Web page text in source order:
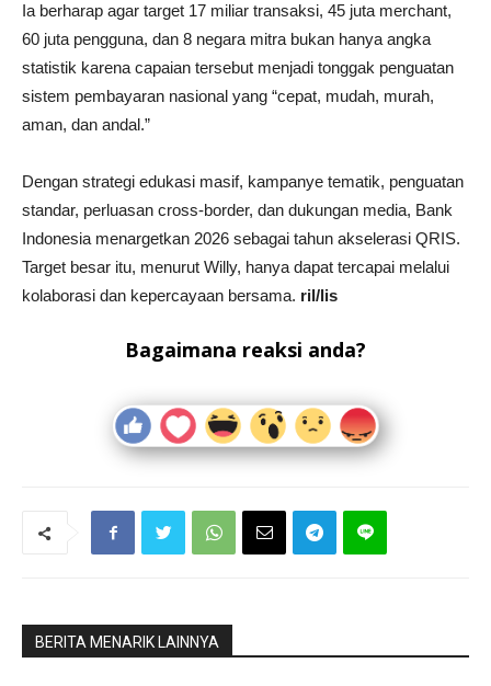
Ia berharap agar target 17 miliar transaksi, 45 juta merchant,
60 juta pengguna, dan 8 negara mitra bukan hanya angka
statistik karena capaian tersebut menjadi tonggak penguatan
sistem pembayaran nasional yang “cepat, mudah, murah,
aman, dan andal.”
Dengan strategi edukasi masif, kampanye tematik, penguatan
standar, perluasan cross-border, dan dukungan media, Bank
Indonesia menargetkan 2026 sebagai tahun akselerasi QRIS.
Target besar itu, menurut Willy, hanya dapat tercapai melalui
kolaborasi dan kepercayaan bersama. ril/lis
Bagaimana reaksi anda?
BERITA MENARIK LAINNYA